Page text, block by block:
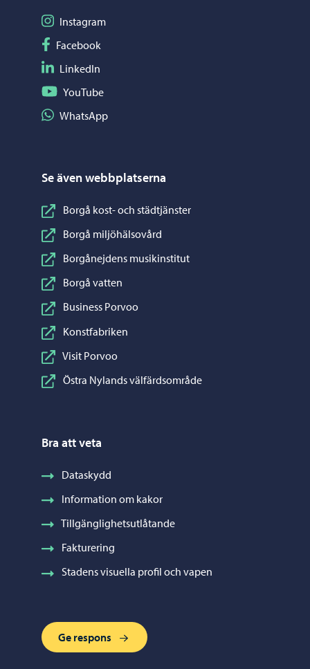
Följ på Instagram
Instagram
Följ på Facebook
Facebook
Följ på LinkedIn
LinkedIn
Följ på YouTube
YouTube
Dela på WhatsApp
WhatsApp
Se även webbplatserna
Borgå kost- och städtjänster
Borgå miljöhälsovård
Borgånejdens musikinstitut
Borgå vatten
Business Porvoo
Konstfabriken
Visit Porvoo
Östra Nylands välfärdsområde
Bra att veta
Dataskydd
Information om kakor
Tillgänglighetsutlåtande
Fakturering
Stadens visuella profil och vapen
Ge respons